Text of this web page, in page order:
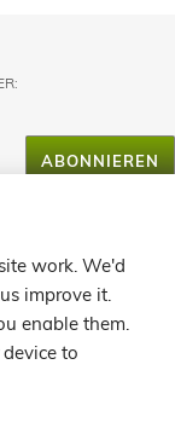
ABONNIEREN
work. We'd
improve it.
enable them.
to